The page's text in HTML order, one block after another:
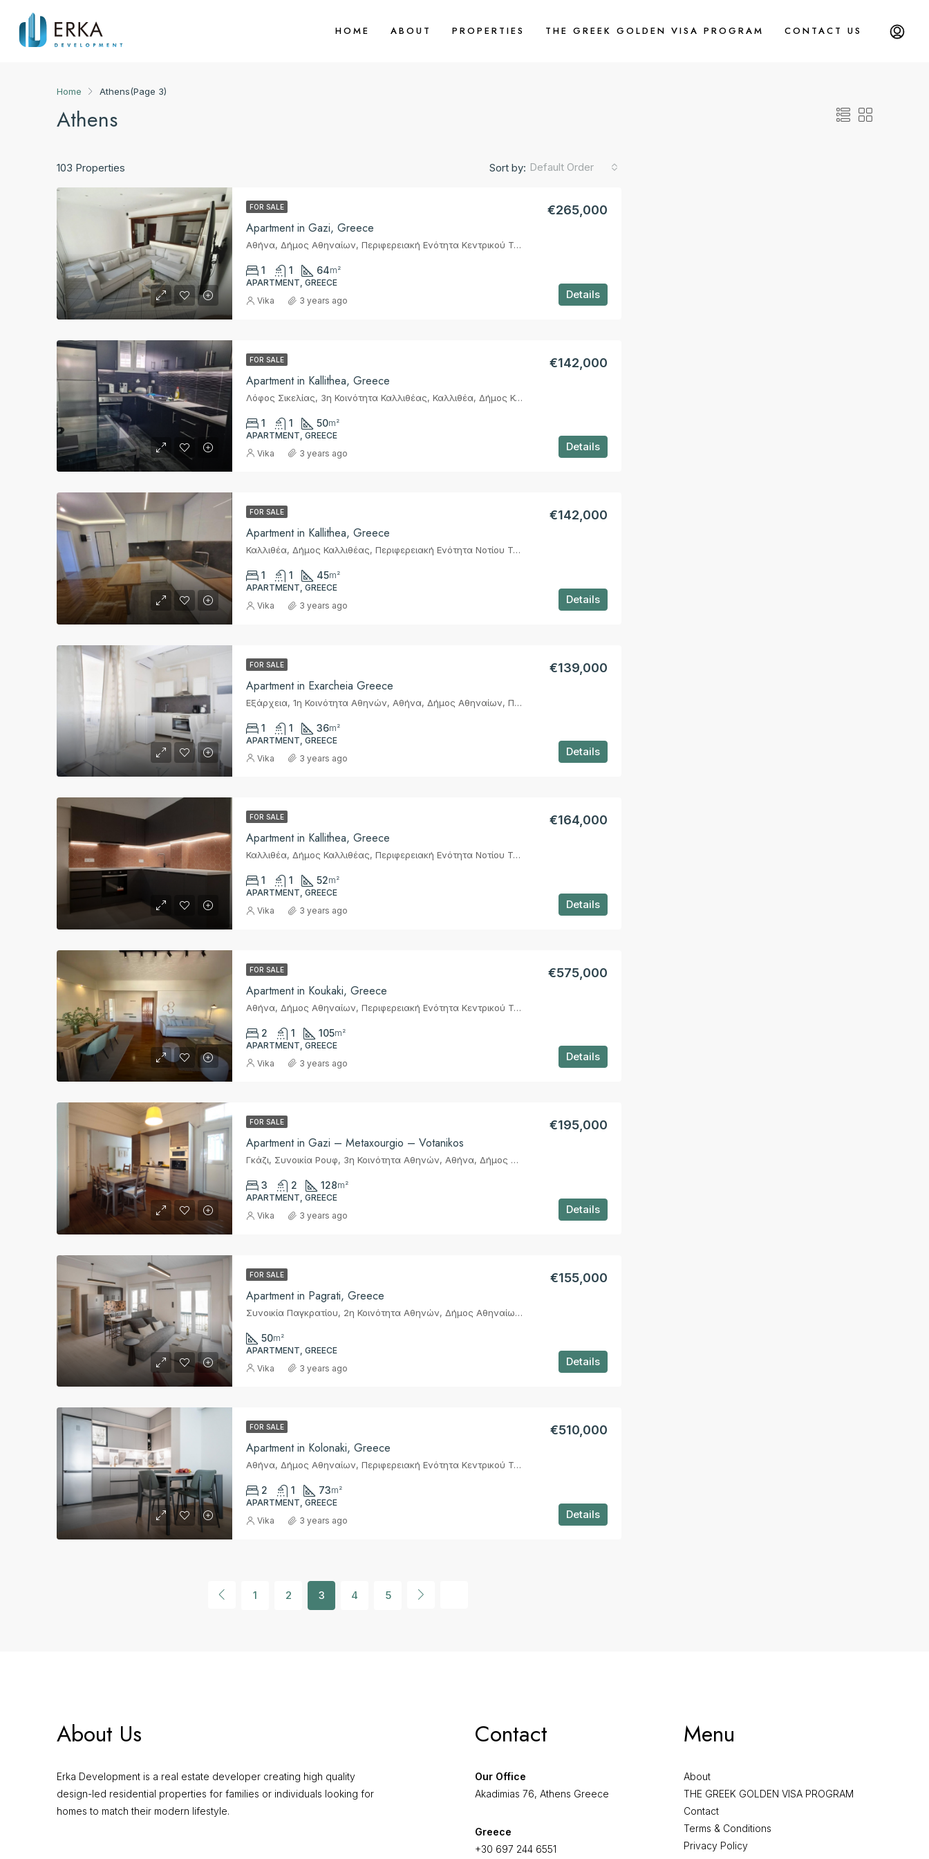
HOME ABOUT PROPERTIES THE GREEK GOLDEN VISA PROGRAM CONTACT US
Home Athens(Page 3)
Athens
103 Properties Sort by: Default Order
FOR SALE
Apartment in Gazi, Greece
€265,000
Αθήνα, Δήμος Αθηναίων, Περιφερειακή Ενότητα Κεντρικού Τομέα Αθηνών, Περιφέρεια Αττικής, Αποκεντρωμένη Διοίκηση Αττικής, 105 57, Ελλάς
1 1 64m²
APARTMENT, GREECE
Details
Vika 3 years ago
FOR SALE
Apartment in Kallithea, Greece
€142,000
Λόφος Σικελίας, 3η Κοινότητα Καλλιθέας, Καλλιθέα, Δήμος Καλλιθέας, Περιφερειακή Ενότητα Νοτίου Τομέα Αθηνών, Περιφέρεια Αττικής, Αποκεντρωμένη Διοίκηση Αττικής, 17671, Ελλάς
1 1 50m²
APARTMENT, GREECE
Details
Vika 3 years ago
FOR SALE
Apartment in Kallithea, Greece
€142,000
Καλλιθέα, Δήμος Καλλιθέας, Περιφερειακή Ενότητα Νοτίου Τομέα Αθηνών, Περιφέρεια Αττικής, Αποκεντρωμένη Διοίκηση Αττικής, 176 03, Ελλάς
1 1 45m²
APARTMENT, GREECE
Details
Vika 3 years ago
FOR SALE
Apartment in Exarcheia Greece
€139,000
Εξάρχεια, 1η Κοινότητα Αθηνών, Αθήνα, Δήμος Αθηναίων, Περιφερειακή Ενότητα Κεντρικού Τομέα Αθηνών, Περιφέρεια Αττικής, Αποκεντρωμένη Διοίκηση Αττικής, Ελλάς
1 1 36m²
APARTMENT, GREECE
Details
Vika 3 years ago
FOR SALE
Apartment in Kallithea, Greece
€164,000
Καλλιθέα, Δήμος Καλλιθέας, Περιφερειακή Ενότητα Νοτίου Τομέα Αθηνών, Περιφέρεια Αττικής, Αποκεντρωμένη Διοίκηση Αττικής, 176 03, Ελλάς
1 1 52m²
APARTMENT, GREECE
Details
Vika 3 years ago
FOR SALE
Apartment in Koukaki, Greece
€575,000
Αθήνα, Δήμος Αθηναίων, Περιφερειακή Ενότητα Κεντρικού Τομέα Αθηνών, Περιφέρεια Αττικής, Αποκεντρωμένη Διοίκηση Αττικής, 105 57, Ελλάς
2 1 105m²
APARTMENT, GREECE
Details
Vika 3 years ago
FOR SALE
Apartment in Gazi – Metaxourgio – Votanikos
€195,000
Γκάζι, Συνοικία Ρουφ, 3η Κοινότητα Αθηνών, Αθήνα, Δήμος Αθηναίων, Περιφερειακή Ενότητα Κεντρικού Τομέα Αθηνών, Περιφέρεια Αττικής, Αποκεντρωμένη Διοίκηση Αττικής, 118 54, Ελλάς
3 2 128m²
APARTMENT, GREECE
Details
Vika 3 years ago
FOR SALE
Apartment in Pagrati, Greece
€155,000
Συνοικία Παγκρατίου, 2η Κοινότητα Αθηνών, Δήμος Αθηναίων, Περιφερειακή Ενότητα Κεντρικού Τομέα Αθηνών, Περιφέρεια Αττικής, Αποκεντρωμένη Διοίκηση Αττικής, Ελλάς
50m²
APARTMENT, GREECE
Details
Vika 3 years ago
FOR SALE
Apartment in Kolonaki, Greece
€510,000
Αθήνα, Δήμος Αθηναίων, Περιφερειακή Ενότητα Κεντρικού Τομέα Αθηνών, Περιφέρεια Αττικής, Αποκεντρωμένη Διοίκηση Αττικής, 105 57, Ελλάς
2 1 73m²
APARTMENT, GREECE
Details
Vika 3 years ago
1 2 3 4 5
About Us
Erka Development is a real estate developer creating high quality
design-led residential properties for families or individuals looking for
homes to match their modern lifestyle.
Contact
Our Office
Akadimias 76, Athens Greece
Greece
+30 697 244 6551
Menu
About
THE GREEK GOLDEN VISA PROGRAM
Contact
Terms & Conditions
Privacy Policy